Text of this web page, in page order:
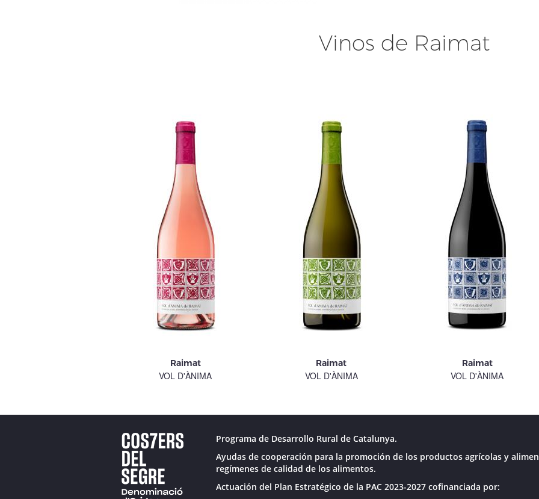
Vinos de Raimat
Raimat
VOL D'ÀNIMA
Raimat
VOL D'ÀNIMA
Raimat
VOL D'ÀNIMA
Programa de Desarrollo Rural de Catalunya.
Ayudas de cooperación para la promoción de los productos agrícolas y
regímenes de calidad de los alimentos.
Actuación del Plan Estratégico de la PAC 2023-2027 cofinanciada por: